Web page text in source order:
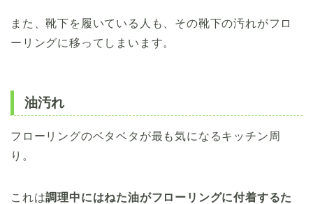
また、靴下を履いている人も、その靴下の汚れがフロ
ーリングに移ってしまいます。
油汚れ
フローリングのベタベタが最も気になるキッチン周
り。
これは調理中にはねた油がフローリングに付着するた